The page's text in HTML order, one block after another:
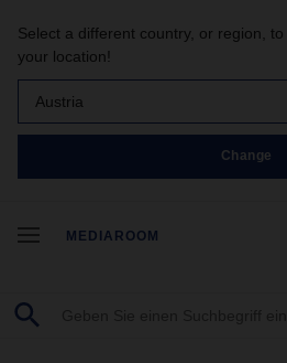
Select a different country, or region,
your location!
Austria
Change
MEDIAROOM